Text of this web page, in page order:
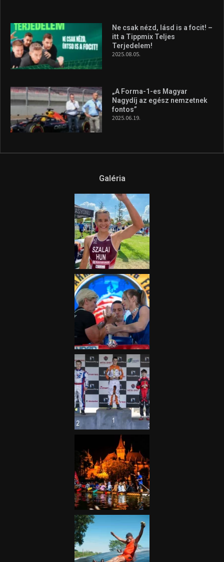
Ne csak nézd, lásd is a focit! –
itt a Tippmix Teljes
Terjedelem!
2025.08.05.
„A Forma-1-es Magyar
Nagydíj az egész nemzetnek
fontos”
2025.06.19.
Galéria